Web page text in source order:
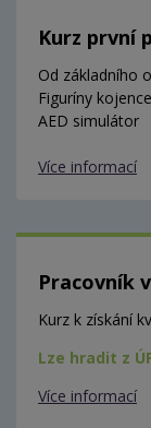
Kurz první
Od základního
Figuríny
AED simulátor
Více informací
Pracovník
Kurz k získání
Lze hradit z
Více informací